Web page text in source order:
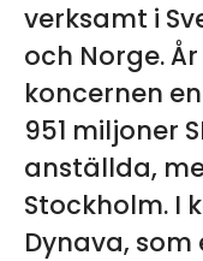
verksamt i
och Norge.
koncernen
951 miljoner
anställda,
Stockholm. I
Dynava,